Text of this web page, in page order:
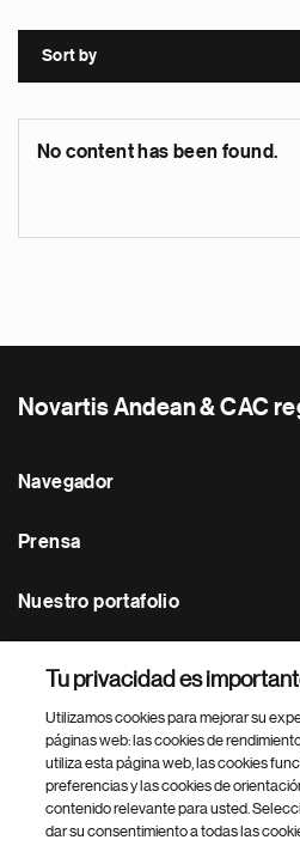
Sort by
No content has been found.
Novartis Andean & CAC
Navegador
Prensa
Nuestro portafolio
Footer Site Search
Tu privacidad es
Utilizamos cookies para mejorar su
páginas web: las cookies de
utiliza esta página web, las cookies
preferencias y las cookies de
contenido relevante para usted.
dar su consentimiento a todas las